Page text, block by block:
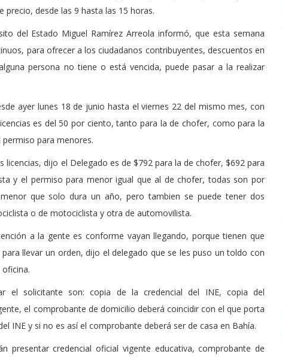
precio, desde las 9 hasta las 15 horas.
del Estado Miguel Ramírez Arreola informó, que esta semana
para ofrecer a los ciudadanos contribuyentes, descuentos en
persona no tiene o está vencida, puede pasar a la realizar
ayer lunes 18 de junio hasta el viernes 22 del mismo mes, con
es del 50 por ciento, tanto para la de chofer, como para la
para menores.
dijo el Delegado es de $792 para la de chofer, $692 para
y el permiso para menor igual que al de chofer, todas son por
que solo dura un año, pero tambien se puede tener dos
o de motociclista y otra de automovilista.
a la gente es conforme vayan llegando, porque tienen que
llevar un orden, dijo el delegado que se les puso un toldo con
el solicitante son: copia de la credencial del INE, copia del
el comprobante de domicilio deberá coincidir con el que porta
INE y si no es así el comprobante deberá ser de casa en Bahía.
presentar credencial oficial vigente educativa, comprobante de